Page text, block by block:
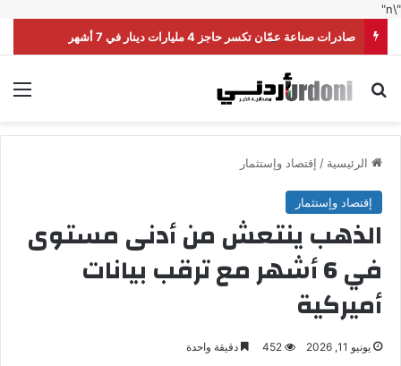
"\n"
صادرات صناعة عمّان تكسر حاجز 4 مليارات دينار في 7 أشهر
بحث عن
الرئيسية / إقتصاد وإستثمار
إقتصاد وإستثمار
الذهب ينتعش من أدنى مستوى
في 6 أشهر مع ترقب بيانات
أميركية
يونيو 11, 2026 452 دقيقة واحدة